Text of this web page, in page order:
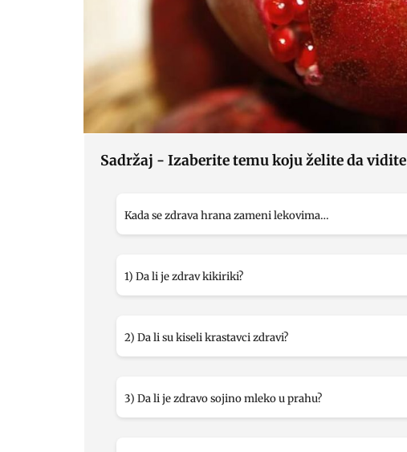
Sadržaj - Izaberite temu koju želite da vidite
Kada se zdrava hrana zameni lekovima…
1) Da li je zdrav kikiriki?
2) Da li su kiseli krastavci zdravi?
3) Da li je zdravo sojino mleko u prahu?